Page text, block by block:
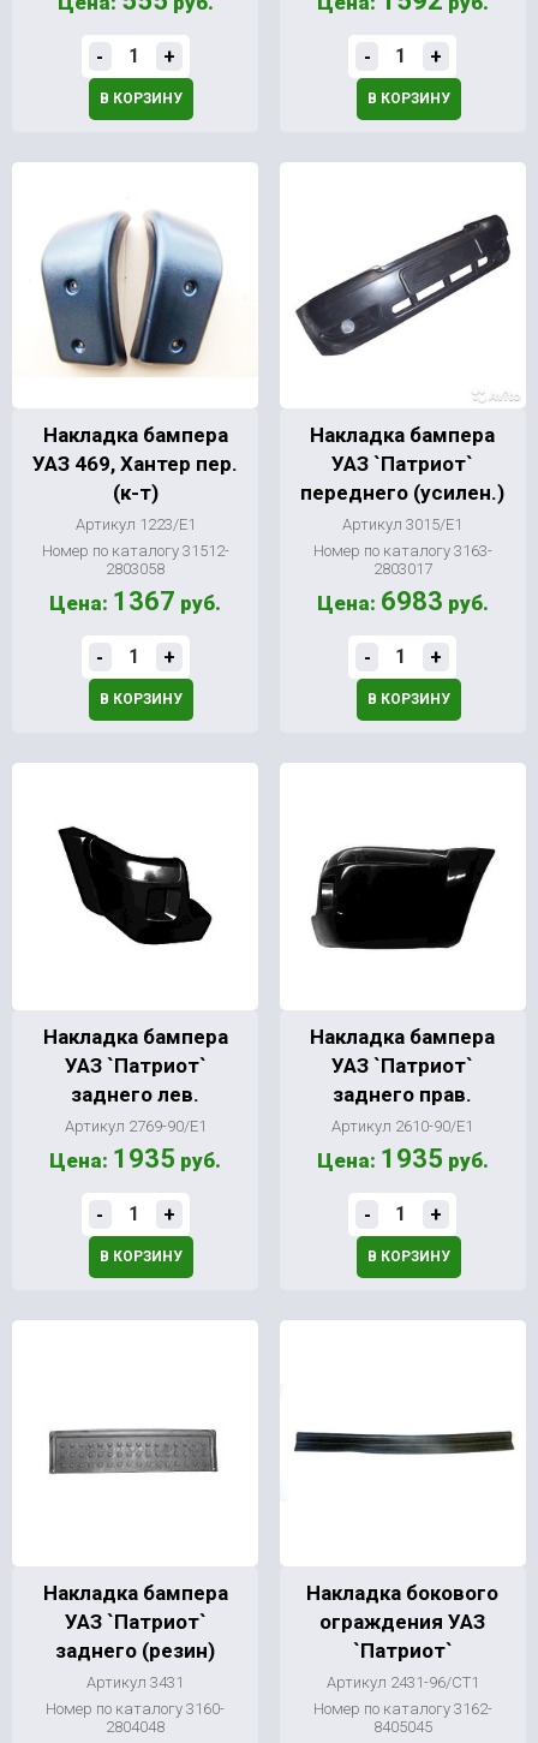
- +
В КОРЗИНУ
- +
В КОРЗИНУ
Накладка бампера
УАЗ 469, Хантер пер.
(к-т)
Артикул 1223/Е1
Номер по каталогу 31512-
2803058
Цена: 1367 руб.
- +
В КОРЗИНУ
Накладка бампера
УАЗ `Патриот`
переднего (усилен.)
Артикул 3015/Е1
Номер по каталогу 3163-
2803017
Цена: 6983 руб.
- +
В КОРЗИНУ
Накладка бампера
УАЗ `Патриот`
заднего лев.
Артикул 2769-90/Е1
Цена: 1935 руб.
- +
В КОРЗИНУ
Накладка бампера
УАЗ `Патриот`
заднего прав.
Артикул 2610-90/Е1
Цена: 1935 руб.
- +
В КОРЗИНУ
Накладка бампера
УАЗ `Патриот`
заднего (резин)
Артикул 3431
Номер по каталогу 3160-
2804048
Накладка бокового
ограждения УАЗ
`Патриот`
Артикул 2431-96/СТ1
Номер по каталогу 3162-
8405045